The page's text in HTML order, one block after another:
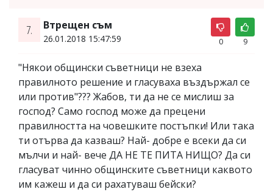
7. Втрещен съм
26.01.2018 15:47:59 0 9
"Някои общински съветници не взеха
правилното решение и гласуваха въздържал се
или против"??? Жабов, ти да не се мислиш за
господ? Само господ може да прецени
правилността на човешките постъпки! Или така
ти отърва да казваш? Най- добре е всеки да си
мълчи и най- вече ДА НЕ ТЕ ПИТА НИЩО? Да си
гласуват чинно общинските съветници каквото
им кажеш и да си рахатуваш бейски?